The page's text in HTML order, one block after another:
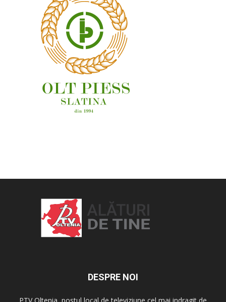
DESPRE NOI
PTV Oltenia, postul local de televiziune cel mai indragit de